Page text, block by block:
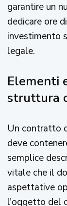
garantire un
dedicare ore
investimento
legale.
Elementi
struttura
Un contratto
deve
semplice
vitale che il
aspettative
l'oggetto del